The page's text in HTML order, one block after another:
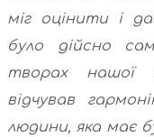
міг оцінити і
було дійсно
творах нашої
відчував
людини, яка має